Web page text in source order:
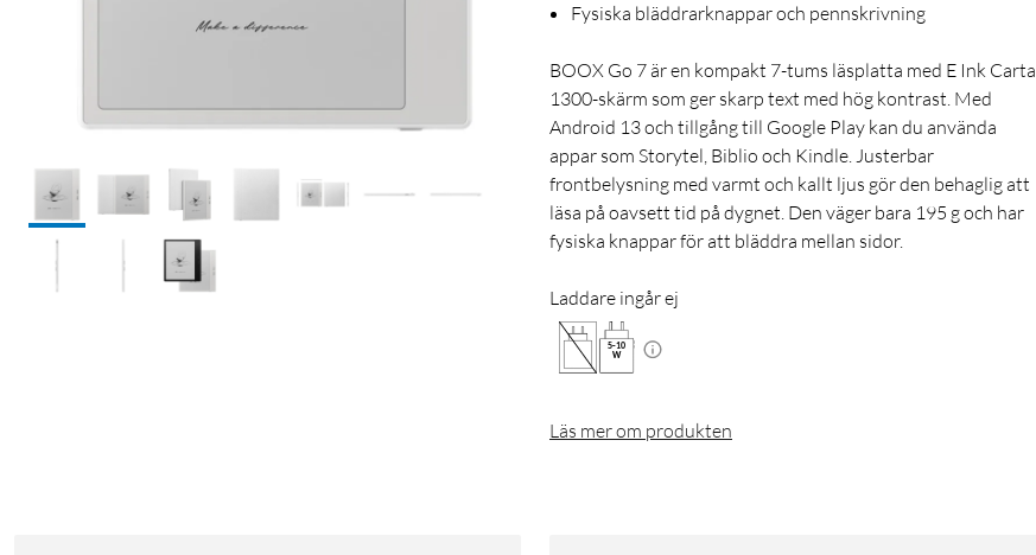
Fysiska bläddrarknappar och pennskrivning
BOOX Go 7 är en kompakt 7-tums läsplatta med E Ink Carta
1300-skärm som ger skarp text med hög kontrast. Med
Android 13 och tillgång till Google Play kan du använda
appar som Storytel, Biblio och Kindle. Justerbar
frontbelysning med varmt och kallt ljus gör den behaglig att
läsa på oavsett tid på dygnet. Den väger bara 195 g och har
fysiska knappar för att bläddra mellan sidor.
Laddare ingår ej
5-10
W
Läs mer om produkten